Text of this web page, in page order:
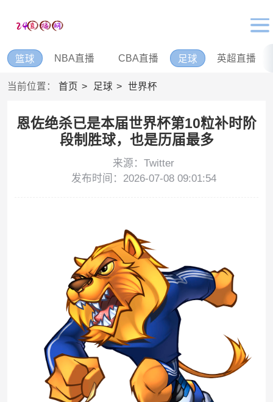
篮球 NBA直播 CBA直播 足球 英超直播
当前位置： 首页 足球 世界杯
恩佐绝杀已是本届世界杯第10粒补时阶
段制胜球，也是历届最多
来源：Twitter
发布时间：2026-07-08 09:01:54